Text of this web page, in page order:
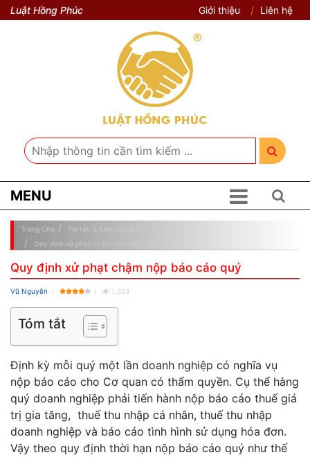
Luật Hồng Phúc Giới thiệu Liên hệ
MENU
Trang Chủ
Tin tức & Kinh nghiệm
Quy định xử phạt chậm nộp báo cáo quý
Quy định xử phạt chậm nộp báo cáo quý
Vũ Nguyễn 1,323
Tóm tắt
Định kỳ mỗi quý một lần doanh nghiệp có nghĩa vụ
nộp báo cáo cho Cơ quan có thẩm quyền. Cụ thể hàng
quý doanh nghiệp phải tiến hành nộp báo cáo thuế giá
trị gia tăng, thuế thu nhập cá nhân, thuế thu nhập
doanh nghiệp và báo cáo tình hình sử dụng hóa đơn.
Vậy theo quy định thời hạn nộp báo cáo quý như thế